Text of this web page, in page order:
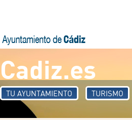
Cadiz.es
TU AYUNTAMIENTO TURISMO